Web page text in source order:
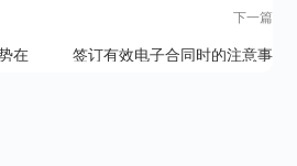
在
下一篇
签订有效电子合同时的注意事